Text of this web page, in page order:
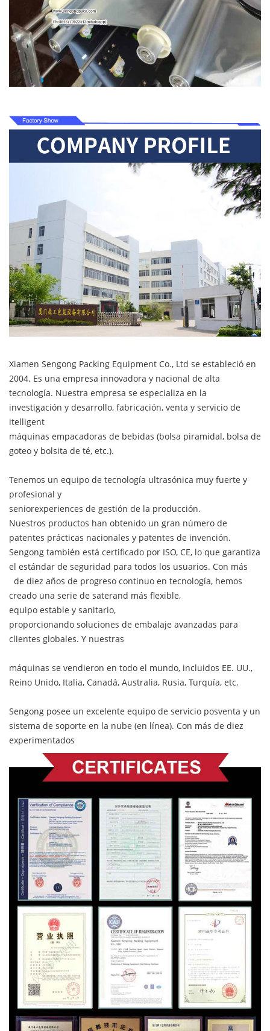
Xiamen Sengong Packing Equipment Co., Ltd se estableció en
2004. Es una empresa innovadora y nacional de alta
tecnología. Nuestra empresa se especializa en la
investigación y desarrollo, fabricación, venta y servicio de
itelligent
máquinas empacadoras de bebidas (bolsa piramidal, bolsa de
goteo y bolsita de té, etc.).
Tenemos un equipo de tecnología ultrasónica muy fuerte y
profesional y
seniorexperiences de gestión de la producción.
Nuestros productos han obtenido un gran número de
patentes prácticas nacionales y patentes de invención.
Sengong también está certificado por ISO, CE, lo que garantiza
el estándar de seguridad para todos los usuarios. Con más
de diez años de progreso continuo en tecnología, hemos
creado una serie de saterand más flexible,
equipo estable y sanitario,
proporcionando soluciones de embalaje avanzadas para
clientes globales. Y nuestras
máquinas se vendieron en todo el mundo, incluidos EE. UU.,
Reino Unido, Italia, Canadá, Australia, Rusia, Turquía, etc.
Sengong posee un excelente equipo de servicio posventa y un
sistema de soporte en la nube (en línea). Con más de diez
experimentados